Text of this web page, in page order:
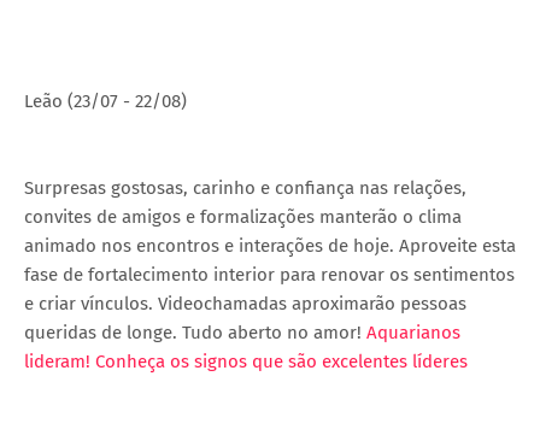
Leão (23/07 - 22/08)
Surpresas gostosas, carinho e confiança nas relações,
convites de amigos e formalizações manterão o clima
animado nos encontros e interações de hoje. Aproveite esta
fase de fortalecimento interior para renovar os sentimentos
e criar vínculos. Videochamadas aproximarão pessoas
queridas de longe. Tudo aberto no amor! Aquarianos
lideram! Conheça os signos que são excelentes líderes